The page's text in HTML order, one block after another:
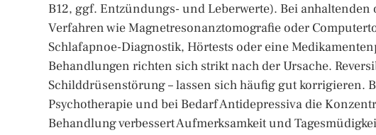
B12, ggf. Entzündungs- und Leberwerte). Bei
Verfahren wie Magnetresonanztomografie oder
Schlafapnoe-Diagnostik, Hörtests oder eine
Behandlungen richten sich strikt nach der Ursache.
Schilddrüsenstörung – lassen sich häufig gut korrigieren.
Psychotherapie und bei Bedarf Antidepressiva die
Behandlung verbessert Aufmerksamkeit und